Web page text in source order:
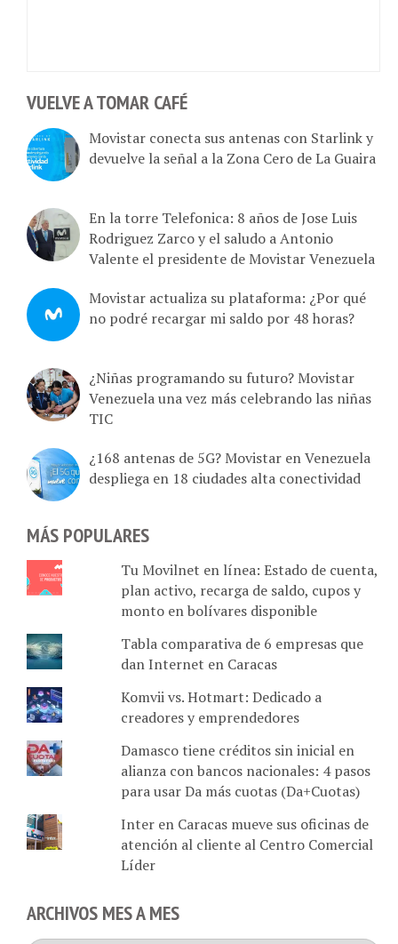
VUELVE A TOMAR CAFÉ
Movistar conecta sus antenas con Starlink y
devuelve la señal a la Zona Cero de La Guaira
En la torre Telefonica: 8 años de Jose Luis
Rodriguez Zarco y el saludo a Antonio
Valente el presidente de Movistar Venezuela
Movistar actualiza su plataforma: ¿Por qué
no podré recargar mi saldo por 48 horas?
¿Niñas programando su futuro? Movistar
Venezuela una vez más celebrando las niñas
TIC
¿168 antenas de 5G? Movistar en Venezuela
despliega en 18 ciudades alta conectividad
MÁS POPULARES
Tu Movilnet en línea: Estado de cuenta,
plan activo, recarga de saldo, cupos y
monto en bolívares disponible
Tabla comparativa de 6 empresas que
dan Internet en Caracas
Komvii vs. Hotmart: Dedicado a
creadores y emprendedores
Damasco tiene créditos sin inicial en
alianza con bancos nacionales: 4 pasos
para usar Da más cuotas (Da+Cuotas)
Inter en Caracas mueve sus oficinas de
atención al cliente al Centro Comercial
Líder
ARCHIVOS MES A MES